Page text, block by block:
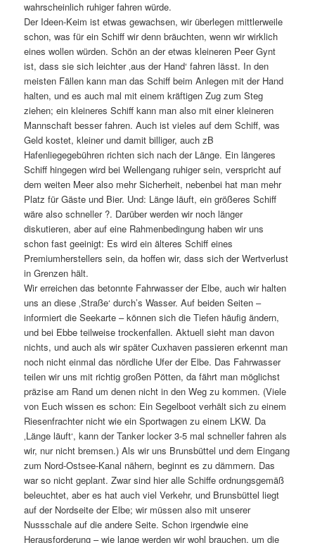
wahrscheinlich ruhiger fahren würde.
Der Ideen-Keim ist etwas gewachsen, wir überlegen mittlerweile
schon, was für ein Schiff wir denn bräuchten, wenn wir wirklich
eines wollen würden. Schön an der etwas kleineren Peer Gynt
ist, dass sie sich leichter ‚aus der Hand‘ fahren lässt. In den
meisten Fällen kann man das Schiff beim Anlegen mit der Hand
halten, und es auch mal mit einem kräftigen Zug zum Steg
ziehen; ein kleineres Schiff kann man also mit einer kleineren
Mannschaft besser fahren. Auch ist vieles auf dem Schiff, was
Geld kostet, kleiner und damit billiger, auch zB
Hafenliegegebühren richten sich nach der Länge. Ein längeres
Schiff hingegen wird bei Wellengang ruhiger sein, verspricht auf
dem weiten Meer also mehr Sicherheit, nebenbei hat man mehr
Platz für Gäste und Bier. Und: Länge läuft, ein größeres Schiff
wäre also schneller ?. Darüber werden wir noch länger
diskutieren, aber auf eine Rahmenbedingung haben wir uns
schon fast geeinigt: Es wird ein älteres Schiff eines
Premiumherstellers sein, da hoffen wir, dass sich der Wertverlust
in Grenzen hält.
Wir erreichen das betonnte Fahrwasser der Elbe, auch wir halten
uns an diese ‚Straße‘ durch’s Wasser. Auf beiden Seiten –
informiert die Seekarte – können sich die Tiefen häufig ändern,
und bei Ebbe teilweise trockenfallen. Aktuell sieht man davon
nichts, und auch als wir später Cuxhaven passieren erkennt man
noch nicht einmal das nördliche Ufer der Elbe. Das Fahrwasser
teilen wir uns mit richtig großen Pötten, da fährt man möglichst
präzise am Rand um denen nicht in den Weg zu kommen. (Viele
von Euch wissen es schon: Ein Segelboot verhält sich zu einem
Riesenfrachter nicht wie ein Sportwagen zu einem LKW. Da
‚Länge läuft‘, kann der Tanker locker 3-5 mal schneller fahren als
wir, nur nicht bremsen.) Als wir uns Brunsbüttel und dem Eingang
zum Nord-Ostsee-Kanal nähern, beginnt es zu dämmern. Das
war so nicht geplant. Zwar sind hier alle Schiffe ordnungsgemäß
beleuchtet, aber es hat auch viel Verkehr, und Brunsbüttel liegt
auf der Nordseite der Elbe; wir müssen also mit unserer
Nussschale auf die andere Seite. Schon irgendwie eine
Herausforderung – wie lange werden wir wohl brauchen, um die